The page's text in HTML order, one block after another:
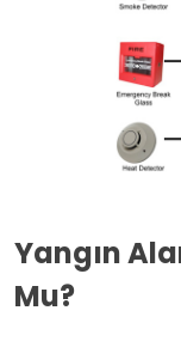
Yangın
Mu?